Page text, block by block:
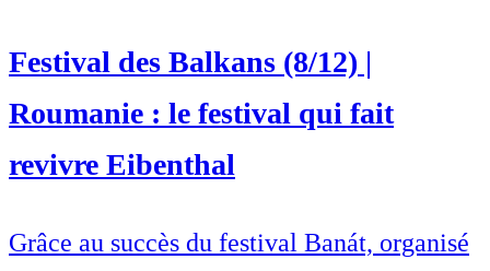
Festival des Balkans (8/12) |
Roumanie : le festival qui fait
revivre Eibenthal
Grâce au succès du festival Banát, organisé